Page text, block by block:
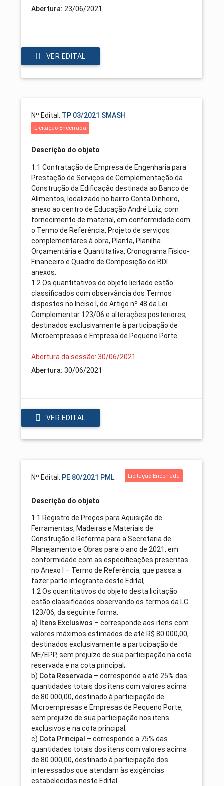
Abertura: 23/06/2021
VER EDITAL
Nº Edital: TP 03/2021 SMASH
Licitação Encerrada
Descrição do objeto
1.1 Contratação de Empresa de Engenharia para
Prestação de Serviços de Complementação da
Construção da Edificação destinada ao Banco de
Alimentos, localizado no bairro Conta Dinheiro,
anexo ao centro de Educação André Luiz, com
fornecimento de material, em conformidade com
o Termo de Referência, Projeto de serviços
complementares à obra, Planta, Planilha
Orçamentária e Quantitativa, Cronograma Físico-
Financeiro e Quadro de Composição do BDI
anexos.
1.2 Os quantitativos do objeto licitado estão
classificados com observância dos Termos
dispostos no Inciso I, do Artigo nº 48 da Lei
Complementar 123/06 e alterações posteriores,
destinados exclusivamente à participação de
Microempresas e Empresa de Pequeno Porte.
Abertura da sessão: 30/06/2021
Abertura: 30/06/2021
VER EDITAL
Nº Edital: PE 80/2021 PML Licitação Encerrada
Descrição do objeto
1.1 Registro de Preços para Aquisição de
Ferramentas, Madeiras e Materiais de
Construção e Reforma para a Secretaria de
Planejamento e Obras para o ano de 2021, em
conformidade com as especificações prescritas
no Anexo I – Termo de Referência, que passa a
fazer parte integrante deste Edital;
1.2 Os quantitativos do objeto desta licitação
estão classificados observando os termos da LC
123/06, da seguinte forma:
a) Itens Exclusivos – corresponde aos itens com
valores máximos estimados de até R$ 80.000,00,
destinados exclusivamente a participação de
ME/EPP, sem prejuízo de sua participação na cota
reservada e na cota principal;
b) Cota Reservada – corresponde a até 25% das
quantidades totais dos itens com valores acima
de 80.000,00, destinado à participação de
Microempresas e Empresas de Pequeno Porte,
sem prejuízo de sua participação nos itens
exclusivos e na cota principal;
c) Cota Principal – corresponde a 75% das
quantidades totais dos itens com valores acima
de 80.000,00, destinado à participação dos
interessados que atendam às exigências
estabelecidas neste Edital.